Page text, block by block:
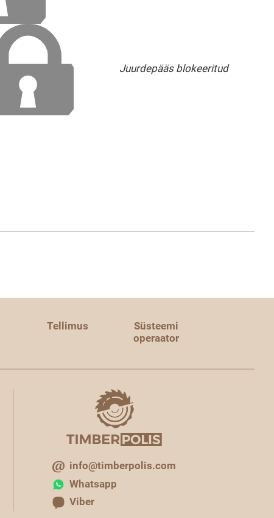
Juurdepääs blokeeritud
Tellimus
Süsteemi
operaator
info@timberpolis.com
Whatsapp
Viber